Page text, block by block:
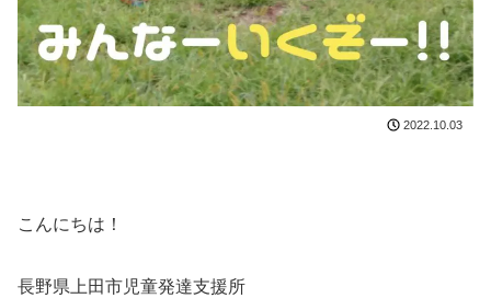
2022.10.03
こんにちは！
長野県上田市児童発達支援所